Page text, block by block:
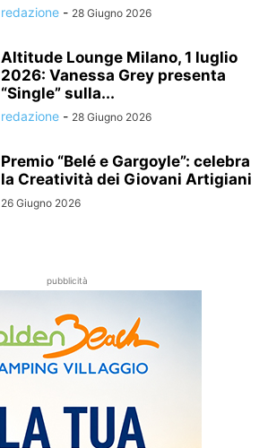
redazione - 28 Giugno 2026
Altitude Lounge Milano, 1 luglio
2026: Vanessa Grey presenta
“Single” sulla...
redazione - 28 Giugno 2026
Premio “Belé e Gargoyle”: celebra
la Creatività dei Giovani Artigiani
26 Giugno 2026
pubblicità